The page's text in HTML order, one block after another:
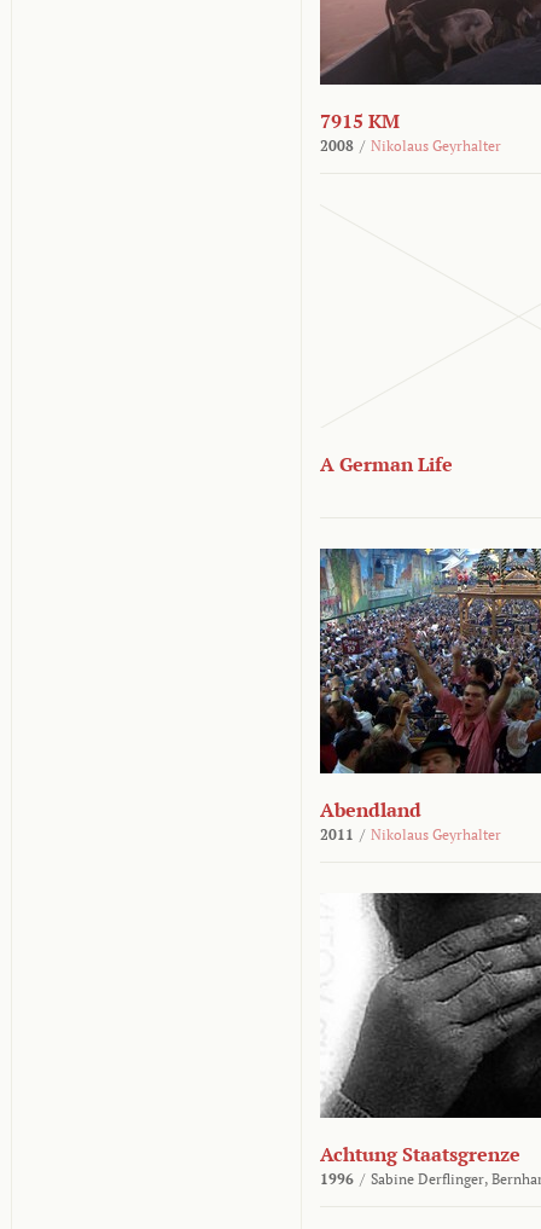
7915 KM
2008 / Nikolaus Geyrhalter
A German Life
Abendland
2011 / Nikolaus Geyrhalter
Achtung Staatsgrenze
1996 / Sabine Derflinger,